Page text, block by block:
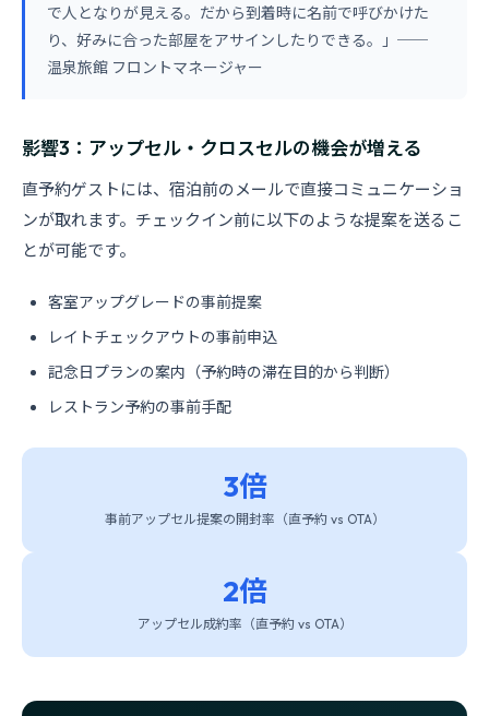
で人となりが見える。だから到着時に名前で呼びかけた
り、好みに合った部屋をアサインしたりできる。」──
温泉旅館 フロントマネージャー
影響3：アップセル・クロスセルの機会が増える
直予約ゲストには、宿泊前のメールで直接コミュニケーショ
ンが取れます。チェックイン前に以下のような提案を送るこ
とが可能です。
客室アップグレードの事前提案
レイトチェックアウトの事前申込
記念日プランの案内（予約時の滞在目的から判断）
レストラン予約の事前手配
3倍
事前アップセル提案の開封率（直予約 vs OTA）
2倍
アップセル成約率（直予約 vs OTA）